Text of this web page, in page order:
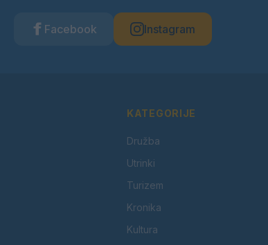
Facebook Instagram
KATEGORIJE
Družba
Utrinki
Turizem
Kronika
Kultura